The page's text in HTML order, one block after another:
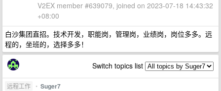
V2EX member #639079, joined on 2023-07-18 14:43:32
+08:00
白沙集团直招。技术开发，职能岗，管理岗，业绩岗，岗位多多。远
程的，坐班的，选择多多！
Switch topics list
远程工作 • Suger7